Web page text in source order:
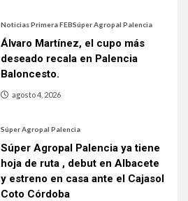
Noticias Primera FEBSúper Agropal Palencia
Álvaro Martínez, el cupo más
deseado recala en Palencia
Baloncesto.
agosto 4, 2026
Súper Agropal Palencia
Súper Agropal Palencia ya tiene
hoja de ruta , debut en Albacete
y estreno en casa ante el Cajasol
Coto Córdoba